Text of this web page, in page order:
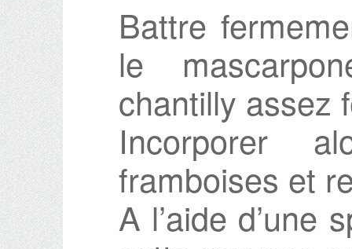
Battre
le
chantilly assez
Incorporer
framboises et
A l’aide d’une